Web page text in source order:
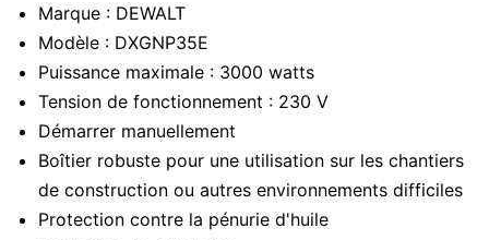
Marque : DEWALT
Modèle : DXGNP35E
Puissance maximale : 3000 watts
Tension de fonctionnement : 230 V
Démarrer manuellement
Boîtier robuste pour une utilisation sur les chantiers
de construction ou autres environnements difficiles
Protection contre la pénurie d'huile